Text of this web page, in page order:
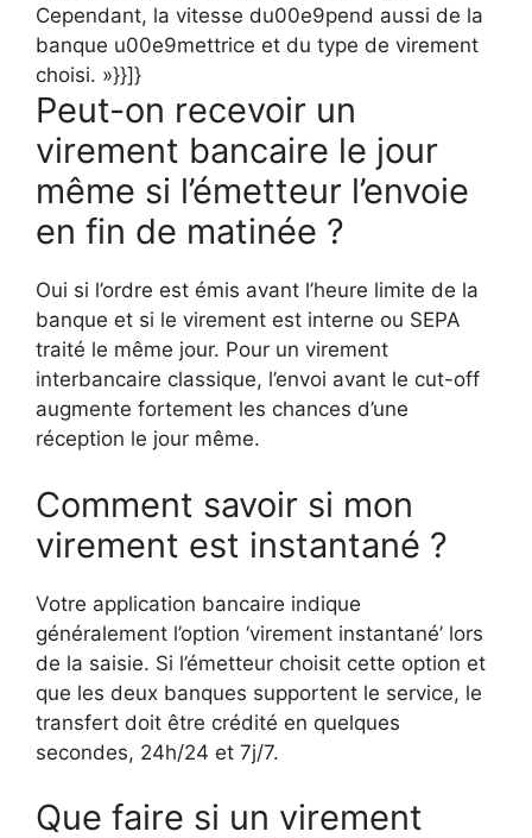
Cependant, la vitesse du00e9pend aussi de la
banque u00e9mettrice et du type de virement
choisi. »}}]}
Peut-on recevoir un
virement bancaire le jour
même si l’émetteur l’envoie
en fin de matinée ?
Oui si l’ordre est émis avant l’heure limite de la
banque et si le virement est interne ou SEPA
traité le même jour. Pour un virement
interbancaire classique, l’envoi avant le cut-off
augmente fortement les chances d’une
réception le jour même.
Comment savoir si mon
virement est instantané ?
Votre application bancaire indique
généralement l’option ‘virement instantané’ lors
de la saisie. Si l’émetteur choisit cette option et
que les deux banques supportent le service, le
transfert doit être crédité en quelques
secondes, 24h/24 et 7j/7.
Que faire si un virement